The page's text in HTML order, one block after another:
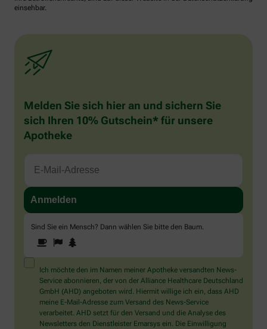
einsehbar.
Melden Sie sich hier an und sichern Sie
sich Ihren 10% Gutschein* für unsere
Apotheke
Sind Sie ein Mensch? Dann wählen Sie bitte den Baum.
Sind
Sie
ein
Mensch?
Dann
wählen
Sie
bitte
den
1 2
Ich möchte den im Namen meiner Apotheke versandten News-
Service abonnieren, der von der Alliance Healthcare Deutschland
GmbH (AHD) angeboten wird. Hiermit willige ich ein, dass AHD
meine E-Mail-Adresse zum Versand des News-Service
verarbeitet. AHD setzt für den Versand und die Analyse des
Newsletters den Dienstleister Emarsys ein. Die Einwilligung